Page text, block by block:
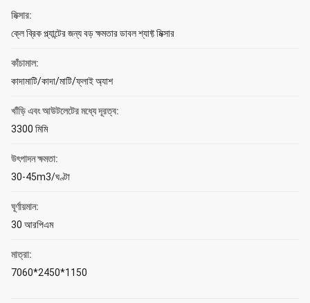
মিক্সার:
ক্লে ব্রিক প্ল্যান্টের জন্য বড় ক্ষমতার ডাবল শ্যাফ্ট মিক্সার
কাঁচামাল:
কাদামাটি/কাদা/মাটি/ফ্লাই অ্যাশ
খাঁড়ি এবং আউটলেটের মধ্যে দূরত্ব:
3300 মিমি
উৎপাদন ক্ষমতা:
30-45m3/ঘণ্টা
ঘূর্ণায়মান:
30 আরপিএম
মাত্রা:
7060*2450*1150